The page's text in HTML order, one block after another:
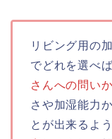
リビング用の
でどれを選べ
さんへの問い
さや加湿能力
とが出来るよ